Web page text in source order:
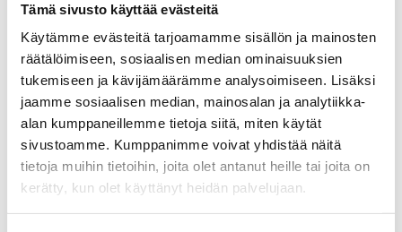
Tämä sivusto käyttää evästeitä
Käytämme evästeitä tarjoamamme sisällön ja mainosten
räätälöimiseen, sosiaalisen median ominaisuuksien
tukemiseen ja kävijämäärämme analysoimiseen. Lisäksi
jaamme sosiaalisen median, mainosalan ja analytiikka-
alan kumppaneillemme tietoja siitä, miten käytät
sivustoamme. Kumppanimme voivat yhdistää näitä
tietoja muihin tietoihin, joita olet antanut heille tai joita on
kerätty, kun olet käyttänyt heidän palvelujaan.
Toimituskulut 35kg:n asti 25€.
Yli 35kg:n toimituskulut toteutuneiden kulujen mukaan.
ILME S.p.A
Koko
size "104.27"
Materiaali
Metalli
Käyttölämpötila
'-40 °C...+125 °C
IP-luokka
IP66 (and IP69 DIN 40050 - 9)